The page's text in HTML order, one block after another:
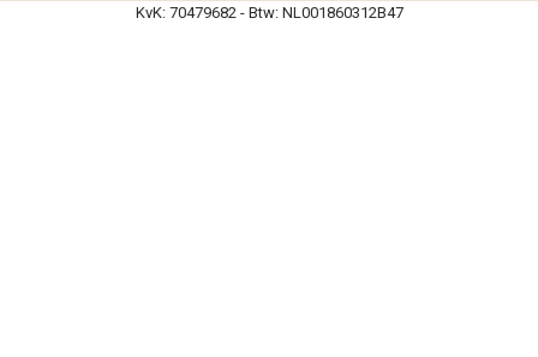
KvK: 70479682 - Btw: NL001860312B47